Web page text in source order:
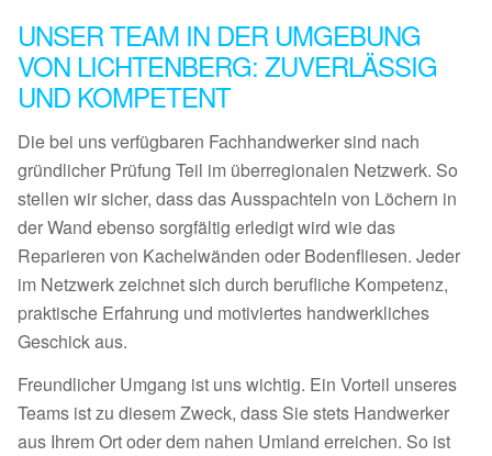
UNSER TEAM IN DER UMGEBUNG
VON LICHTENBERG: ZUVERLÄSSIG
UND KOMPETENT
Die bei uns verfügbaren Fachhandwerker sind nach
gründlicher Prüfung Teil im überregionalen Netzwerk. So
stellen wir sicher, dass das Ausspachteln von Löchern in
der Wand ebenso sorgfältig erledigt wird wie das
Reparieren von Kachelwänden oder Bodenfliesen. Jeder
im Netzwerk zeichnet sich durch berufliche Kompetenz,
praktische Erfahrung und motiviertes handwerkliches
Geschick aus.
Freundlicher Umgang ist uns wichtig. Ein Vorteil unseres
Teams ist zu diesem Zweck, dass Sie stets Handwerker
aus Ihrem Ort oder dem nahen Umland erreichen. So ist